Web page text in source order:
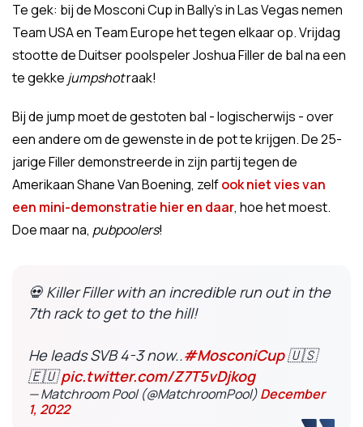
Te gek: bij de Mosconi Cup in Bally's in Las Vegas nemen
Team USA en Team Europe het tegen elkaar op. Vrijdag
stootte de Duitser poolspeler Joshua Filler de bal na een
te gekke jumpshotraak!
Bij de jump moet de gestoten bal - logischerwijs - over
een andere om de gewenste in de pot te krijgen. De 25-
jarige Filler demonstreerde in zijn partij tegen de
Amerikaan Shane Van Boening, zelfook niet vies van
een mini-demonstratie hier en daar, hoe het moest.
Doe maar na, pubpoolers!
💀 Killer Filler with an incredible run out in the
7th rack to get to the hill!
He leads SVB 4-3 now..#MosconiCup🇺🇸
🇪🇺pic.twitter.com/Z7T5vDjkog
— Matchroom Pool (@MatchroomPool)December
1, 2022